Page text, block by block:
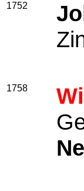
1752
1758